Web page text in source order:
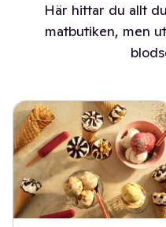
Här hittar du allt
matbutiken, men